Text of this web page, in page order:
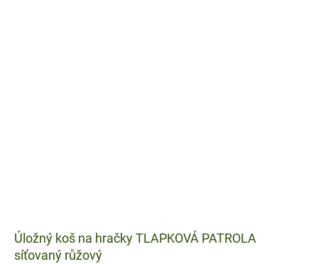
Úložný koš na hračky TLAPKOVÁ PATROLA
síťovaný růžový